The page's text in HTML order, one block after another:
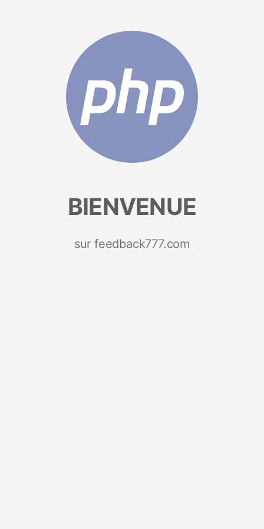
BIENVENUE
sur feedback777.com